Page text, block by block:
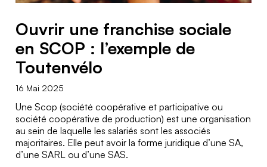
Ouvrir une franchise sociale
en SCOP : l’exemple de
Toutenvélo
16 Mai 2025
Une Scop (société coopérative et participative ou
société coopérative de production) est une organisation
au sein de laquelle les salariés sont les associés
majoritaires. Elle peut avoir la forme juridique d’une SA,
d’une SARL ou d’une SAS.